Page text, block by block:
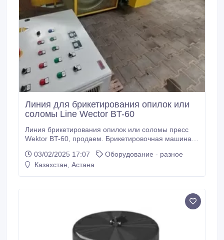
Линия для брикетирования опилок или
соломы Line Wector BT-60
Линия брикетирования опилок или соломы пресс
Wektor BT-60, продаем. Брикетировочная машина
пеллеты (16 мм/22 мм). Техническое состояние
оборудования как новое, пресс для брикетирования
03/02/2025 17:07
Оборудование - разное
Казахстан, Астана